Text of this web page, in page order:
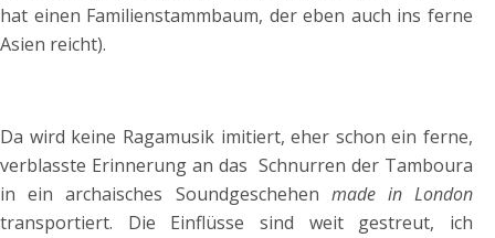
hat einen Familienstammbaum, der eben auch ins ferne
Asien reicht).
Da wird keine Ragamusik imitiert, eher schon ein ferne,
verblasste Erinnerung an das Schnurren der Tamboura
in ein archaisches Soundgeschehen made in London
transportiert. Die Einflüsse sind weit gestreut, ich